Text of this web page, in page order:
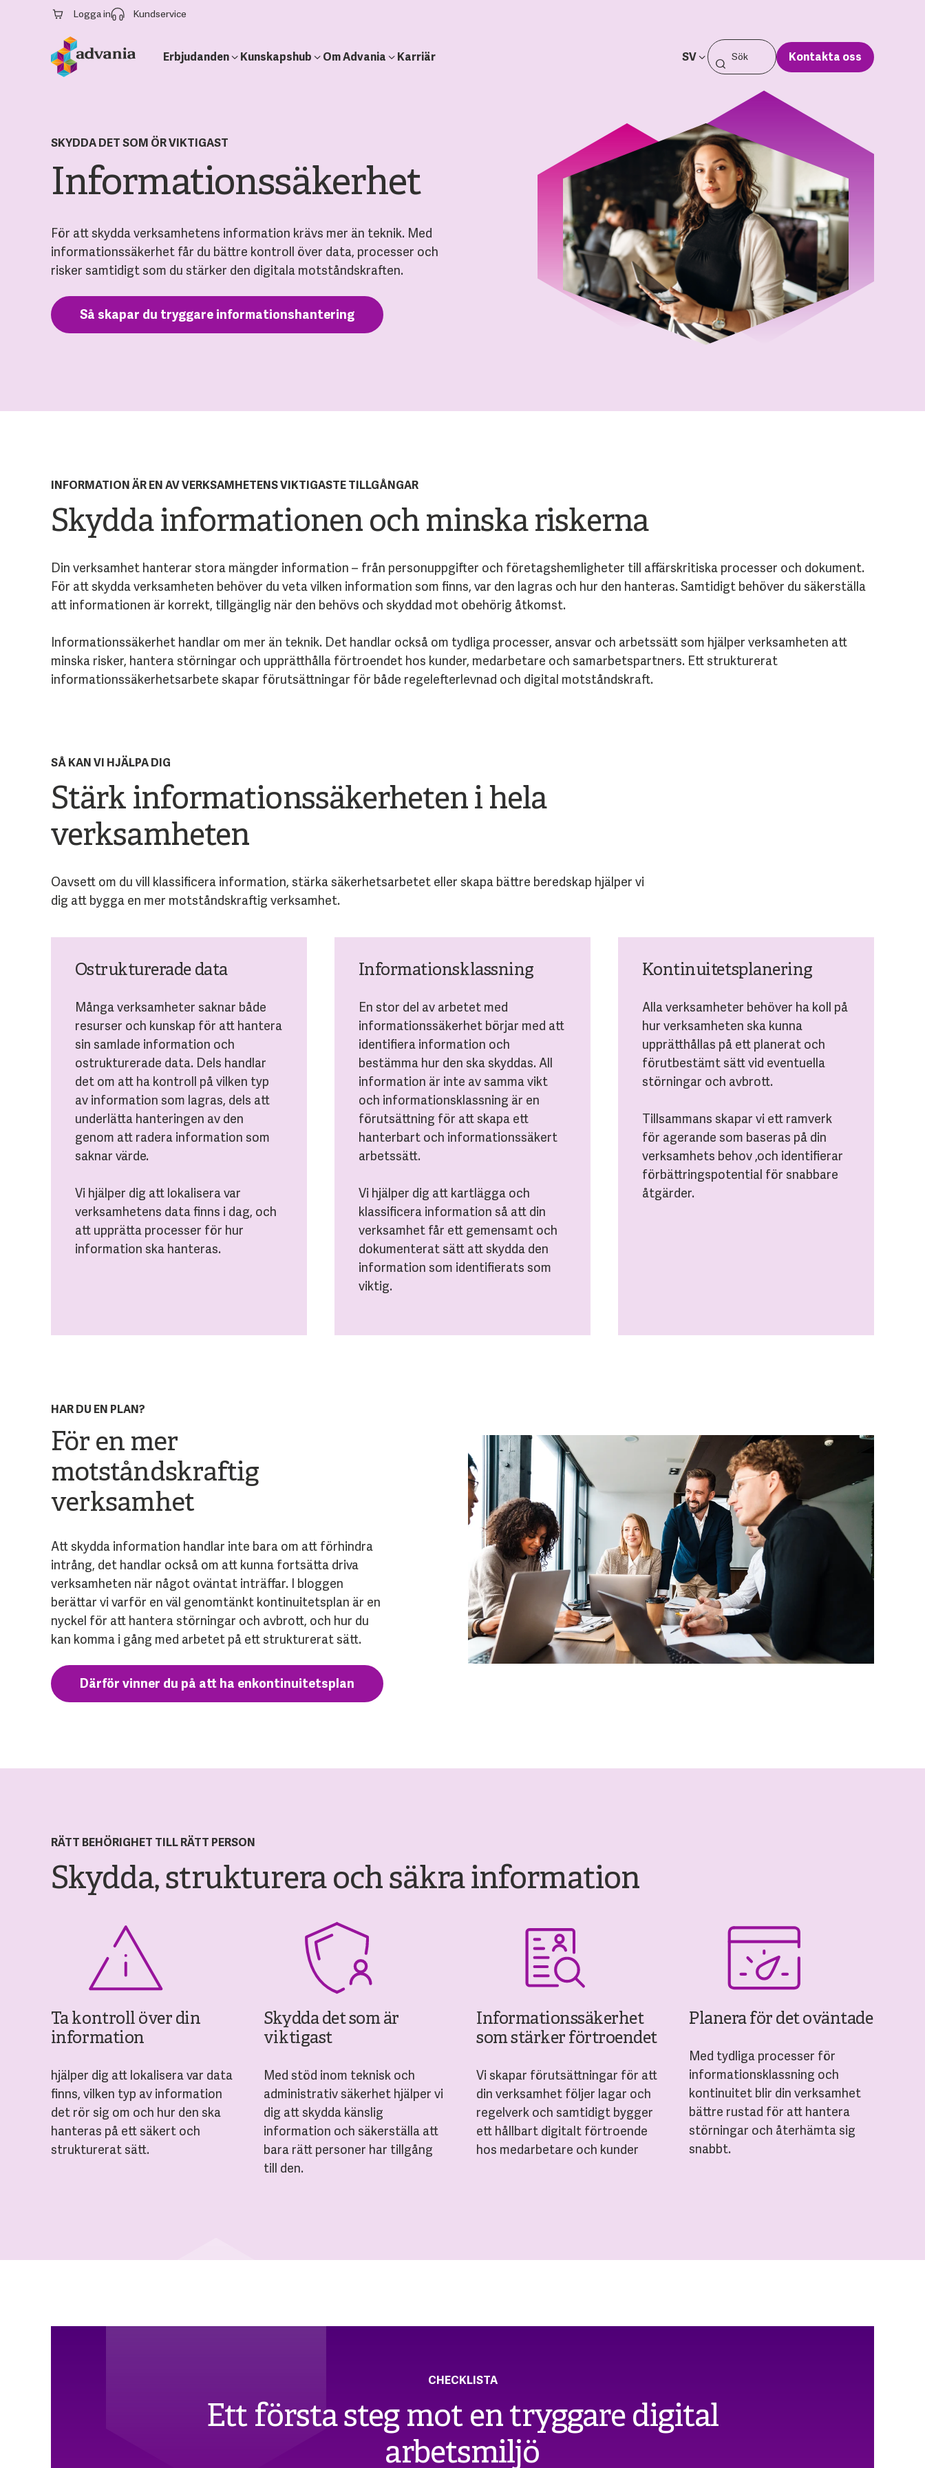
Logga in Kundservice
Erbjudanden Kunskapshub Om Advania Karriär SV Kontakta oss
SKYDDA DET SOM ÖR VIKTIGAST
Informationssäkerhet
För att skydda verksamhetens information krävs mer än teknik. Med
informationssäkerhet får du bättre kontroll över data, processer och
risker samtidigt som du stärker den digitala motståndskraften.
Så skapar du tryggare informationshantering
INFORMATION ÄR EN AV VERKSAMHETENS VIKTIGASTE TILLGÅNGAR
Skydda informationen och minska riskerna
Din verksamhet hanterar stora mängder information – från personuppgifter och företagshemligheter till affärskritiska processer och dokument.
För att skydda verksamheten behöver du veta vilken information som finns, var den lagras och hur den hanteras. Samtidigt behöver du säkerställa
att informationen är korrekt, tillgänglig när den behövs och skyddad mot obehörig åtkomst.
Informationssäkerhet handlar om mer än teknik. Det handlar också om tydliga processer, ansvar och arbetssätt som hjälper verksamheten att
minska risker, hantera störningar och upprätthålla förtroendet hos kunder, medarbetare och samarbetspartners. Ett strukturerat
informationssäkerhetsarbete skapar förutsättningar för både regelefterlevnad och digital motståndskraft.
SÅ KAN VI HJÄLPA DIG
Stärk informationssäkerheten i hela
verksamheten
Oavsett om du vill klassificera information, stärka säkerhetsarbetet eller skapa bättre beredskap hjälper vi
dig att bygga en mer motståndskraftig verksamhet.
Ostrukturerade data
Många verksamheter saknar både
resurser och kunskap för att hantera
sin samlade information och
ostrukturerade data. Dels handlar
det om att ha kontroll på vilken typ
av information som lagras, dels att
underlätta hanteringen av den
genom att radera information som
saknar värde.
Vi hjälper dig att lokalisera var
verksamhetens data finns i dag, och
att upprätta processer för hur
information ska hanteras.
Informationsklassning
En stor del av arbetet med
informationssäkerhet börjar med att
identifiera information och
bestämma hur den ska skyddas. All
information är inte av samma vikt
och informationsklassning är en
förutsättning för att skapa ett
hanterbart och informationssäkert
arbetssätt.
Vi hjälper dig att kartlägga och
klassificera information så att din
verksamhet får ett gemensamt och
dokumenterat sätt att skydda den
information som identifierats som
viktig.
Kontinuitetsplanering
Alla verksamheter behöver ha koll på
hur verksamheten ska kunna
upprätthållas på ett planerat och
förutbestämt sätt vid eventuella
störningar och avbrott.
Tillsammans skapar vi ett ramverk
för agerande som baseras på din
verksamhets behov ,och identifierar
förbättringspotential för snabbare
åtgärder.
HAR DU EN PLAN?
För en mer
motståndskraftig
verksamhet
Att skydda information handlar inte bara om att förhindra
intrång, det handlar också om att kunna fortsätta driva
verksamheten när något oväntat inträffar. I bloggen
berättar vi varför en väl genomtänkt kontinuitetsplan är en
nyckel för att hantera störningar och avbrott, och hur du
kan komma i gång med arbetet på ett strukturerat sätt.
Därför vinner du på att ha enkontinuitetsplan
RÄTT BEHÖRIGHET TILL RÄTT PERSON
Skydda, strukturera och säkra information
Ta kontroll över din
information
hjälper dig att lokalisera var data
finns, vilken typ av information
det rör sig om och hur den ska
hanteras på ett säkert och
strukturerat sätt.
Skydda det som är
viktigast
Med stöd inom teknisk och
administrativ säkerhet hjälper vi
dig att skydda känslig
information och säkerställa att
bara rätt personer har tillgång
till den.
Informationssäkerhet
som stärker förtroendet
Vi skapar förutsättningar för att
din verksamhet följer lagar och
regelverk och samtidigt bygger
ett hållbart digitalt förtroende
hos medarbetare och kunder
Planera för det oväntade
Med tydliga processer för
informationsklassning och
kontinuitet blir din verksamhet
bättre rustad för att hantera
störningar och återhämta sig
snabbt.
CHECKLISTA
Ett första steg mot en tryggare digital
arbetsmiljö